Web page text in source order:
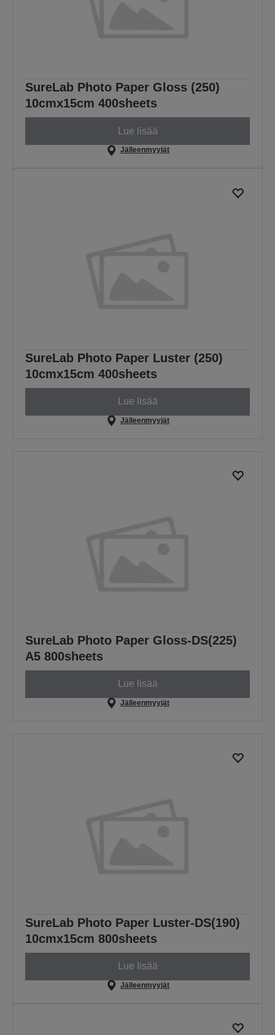
SureLab Photo Paper Gloss (250)
10cmx15cm 400sheets
Lue lisää
Jälleenmyyjät
SureLab Photo Paper Luster (250)
10cmx15cm 400sheets
Lue lisää
Jälleenmyyjät
SureLab Photo Paper Gloss-DS(225)
A5 800sheets
Lue lisää
Jälleenmyyjät
SureLab Photo Paper Luster-DS(190)
10cmx15cm 800sheets
Lue lisää
Jälleenmyyjät